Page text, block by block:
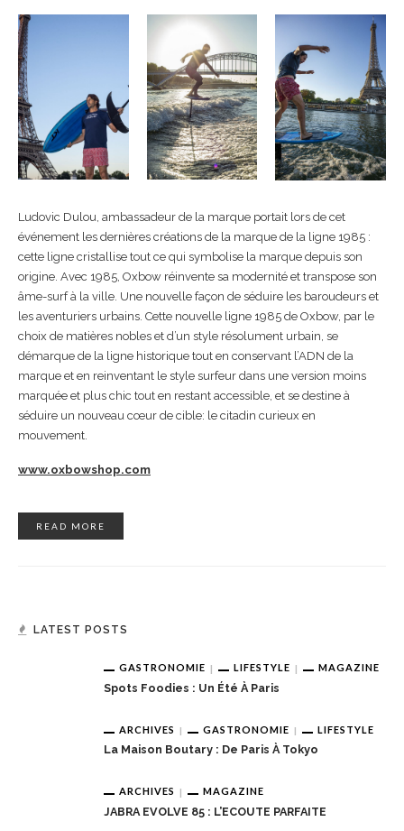
Ludovic Dulou, ambassadeur de la marque portait lors de cet
événement les dernières créations de la marque de la ligne 1985 :
cette ligne cristallise tout ce qui symbolise la marque depuis son
origine. Avec 1985, Oxbow réinvente sa modernité et transpose son
âme-surf à la ville. Une nouvelle façon de séduire les baroudeurs et
les aventuriers urbains. Cette nouvelle ligne 1985 de Oxbow, par le
choix de matières nobles et d’un style résolument urbain, se
démarque de la ligne historique tout en conservant l’ADN de la
marque et en reinventant le style surfeur dans une version moins
marquée et plus chic tout en restant accessible, et se destine à
séduire un nouveau cœur de cible: le citadin curieux en
mouvement.
www.oxbowshop.com
READ MORE
LATEST POSTS
GASTRONOMIE LIFESTYLE MAGAZINE
Spots Foodies : Un Été À Paris
ARCHIVES GASTRONOMIE LIFESTYLE
La Maison Boutary : De Paris À Tokyo
ARCHIVES MAGAZINE
JABRA EVOLVE 85 : L’ECOUTE PARFAITE